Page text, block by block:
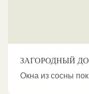
ЗАГОРОДНЫЙ
Окна из сосны